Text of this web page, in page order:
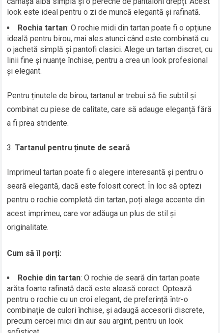
look este ideal pentru o zi de muncă elegantă și rafinată.
Rochia tartan: O rochie midi din tartan poate fi o opțiune
ideală pentru birou, mai ales atunci când este combinată cu
o jachetă simplă și pantofi clasici. Alege un tartan discret, cu
linii fine și nuanțe închise, pentru a crea un look profesional
și elegant.
Pentru ținutele de birou, tartanul ar trebui să fie subtil și
combinat cu piese de calitate, care să adauge eleganță fără
a fi prea stridente.
Tartanul pentru ținute de seară
Imprimeul tartan poate fi o alegere interesantă și pentru o
seară elegantă, dacă este folosit corect. În loc să optezi
pentru o rochie completă din tartan, poți alege accente din
acest imprimeu, care vor adăuga un plus de stil și
originalitate.
Cum să îl porți:
Rochie din tartan: O rochie de seară din tartan poate
arăta foarte rafinată dacă este aleasă corect. Optează
pentru o rochie cu un croi elegant, de preferință într-o
combinație de culori închise, și adaugă accesorii discrete,
precum cercei mici din aur sau argint, pentru un look